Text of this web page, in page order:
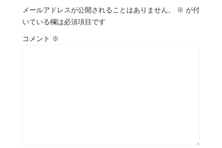
メールアドレスが公開されることはありません。 ※ が付
いている欄は必須項目です
コメント ※